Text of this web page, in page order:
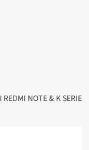
NOTE & K SERIE